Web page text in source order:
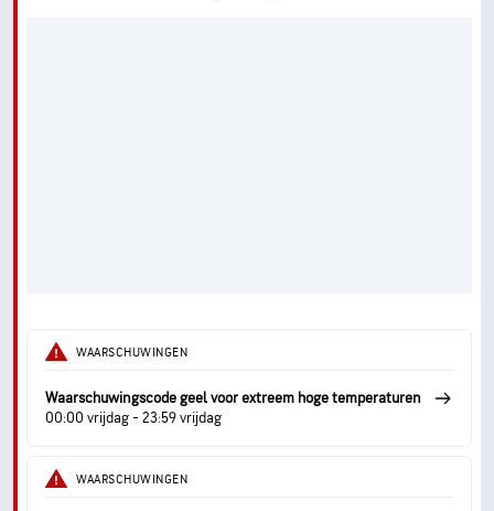
WAARSCHUWINGEN
Waarschuwingscode geel voor extreem hoge temperaturen
00:00 vrijdag - 23:59 vrijdag
WAARSCHUWINGEN